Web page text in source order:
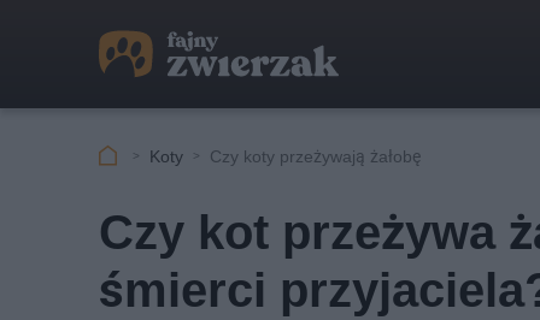
Koty Czy koty przeżywają żałobę
Czy kot przeżywa
śmierci